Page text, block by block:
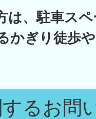
は、駐車ス
かぎり徒歩
るお問